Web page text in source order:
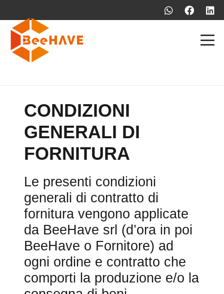
CONDIZIONI
GENERALI DI
FORNITURA
Le presenti condizioni
generali di contratto di
fornitura vengono applicate
da BeeHave srl (d’ora in poi
BeeHave o Fornitore) ad
ogni ordine e contratto che
comporti la produzione e/o la